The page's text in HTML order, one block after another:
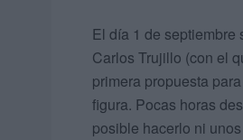
El día 1 de
Carlos Trujillo (con el
primera propuesta
figura. Pocas horas
posible hacerlo ni